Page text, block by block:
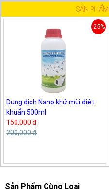
SẢN PHẨM
-25%
Dung dịch Nano khử mùi diệt
khuẩn 500ml
150,000 đ
200,000 đ
Sản Phẩm Cùng Loại